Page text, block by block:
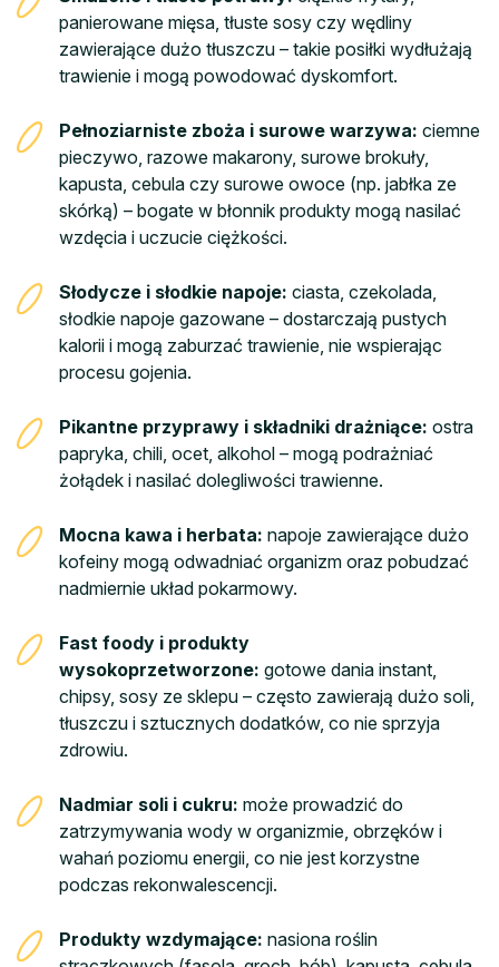
panierowane mięsa, tłuste sosy czy wędliny
zawierające dużo tłuszczu – takie posiłki wydłużają
trawienie i mogą powodować dyskomfort.
Pełnoziarniste zboża i surowe warzywa: ciemne
pieczywo, razowe makarony, surowe brokuły,
kapusta, cebula czy surowe owoce (np. jabłka ze
skórką) – bogate w błonnik produkty mogą nasilać
wzdęcia i uczucie ciężkości.
Słodycze i słodkie napoje: ciasta, czekolada,
słodkie napoje gazowane – dostarczają pustych
kalorii i mogą zaburzać trawienie, nie wspierając
procesu gojenia.
Pikantne przyprawy i składniki drażniące: ostra
papryka, chili, ocet, alkohol – mogą podrażniać
żołądek i nasilać dolegliwości trawienne.
Mocna kawa i herbata: napoje zawierające dużo
kofeiny mogą odwadniać organizm oraz pobudzać
nadmiernie układ pokarmowy.
Fast foody i produkty
wysokoprzetworzone: gotowe dania instant,
chipsy, sosy ze sklepu – często zawierają dużo soli,
tłuszczu i sztucznych dodatków, co nie sprzyja
zdrowiu.
Nadmiar soli i cukru: może prowadzić do
zatrzymywania wody w organizmie, obrzęków i
wahań poziomu energii, co nie jest korzystne
podczas rekonwalescencji.
Produkty wzdymające: nasiona roślin